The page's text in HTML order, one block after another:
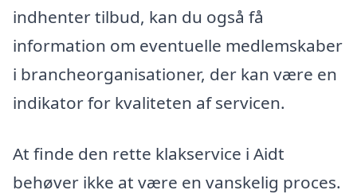
indhenter tilbud, kan du også få
information om eventuelle medlemskaber
i brancheorganisationer, der kan være en
indikator for kvaliteten af servicen.
At finde den rette klakservice i Aidt
behøver ikke at være en vanskelig proces.